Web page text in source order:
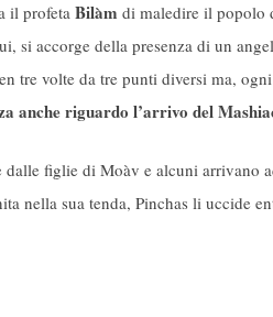
il profetaBilàm di maledire il popolo
si accorge della presenza di un
tre volte da tre punti diversi ma,
anche riguardo l’arrivo del
figlie di Moàv e alcuni arrivano
nella sua tenda, Pinchas li uccide